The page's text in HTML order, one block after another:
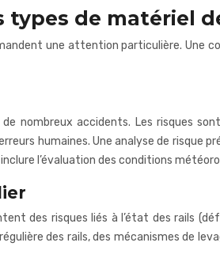
de matériel
une attention particulière. Une
nombreux accidents. Les risques
humaines. Une analyse de risque
l’évaluation des conditions
des risques liés à l’état des rails
des rails, des mécanismes de